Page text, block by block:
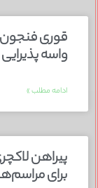
واسه
ادامه مطلب »
برای